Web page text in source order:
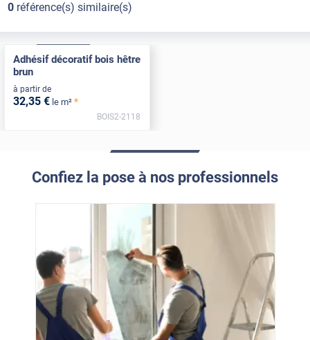
0référence(s) similaire(s)
Adhésif décoratif bois hêtre
brun
à partir de
32,35 € le m² *
BOIS2-2118
Confiez la pose à nos professionnels